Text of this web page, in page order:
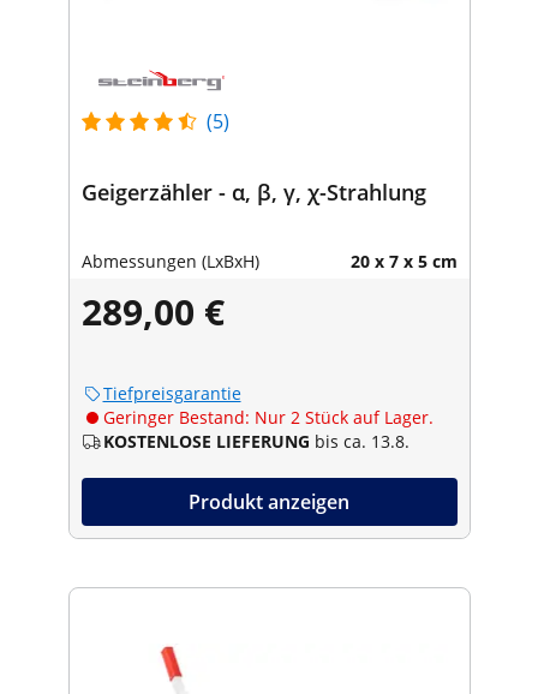
(5)
Geigerzähler - α, β, γ, χ-Strahlung
Abmessungen (LxBxH) 20 x 7 x 5 cm
289,00 €
Tiefpreisgarantie
Geringer Bestand: Nur 2 Stück auf Lager.
KOSTENLOSE LIEFERUNG bis ca. 13.8.
Produkt anzeigen